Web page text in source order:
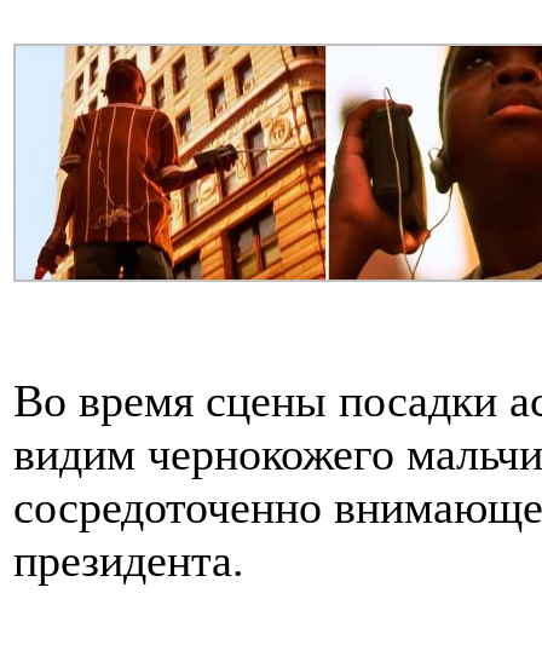
Во время сцены посадки
видим чернокожего
сосредоточенно
президента.